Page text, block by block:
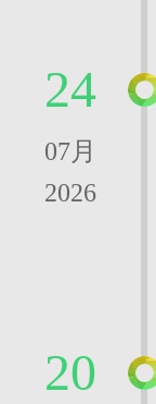
24
07月
2026
20